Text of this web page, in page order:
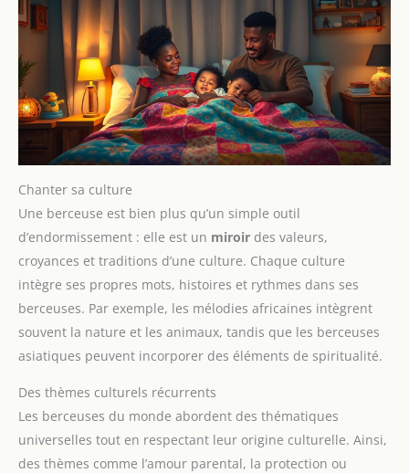
Chanter sa culture
Une berceuse est bien plus qu’un simple outil
d’endormissement : elle est un miroir des valeurs,
croyances et traditions d’une culture. Chaque culture
intègre ses propres mots, histoires et rythmes dans ses
berceuses. Par exemple, les mélodies africaines intègrent
souvent la nature et les animaux, tandis que les berceuses
asiatiques peuvent incorporer des éléments de spiritualité.
Des thèmes culturels récurrents
Les berceuses du monde abordent des thématiques
universelles tout en respectant leur origine culturelle. Ainsi,
des thèmes comme l’amour parental, la protection ou